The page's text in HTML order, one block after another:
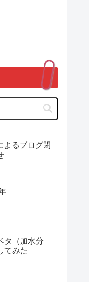
よるブログ閉
タ（加水分
てみた